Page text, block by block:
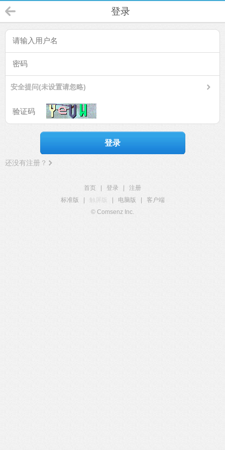
登录
安全提问(未设置请忽略)
登录
还没有注册？
首页 登录
注册
标准版
触屏版 电脑版
客户端
© Comsenz Inc.